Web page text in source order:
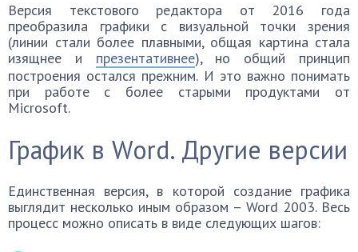
Версия текстового редактора от 2016 года
преобразила графики с визуальной точки зрения
(линии стали более плавными, общая картина стала
изящнее и презентативнее), но общий принцип
построения остался прежним. И это важно понимать
при работе с более старыми продуктами от
Microsoft.
График в Word. Другие версии
Единственная версия, в которой создание графика
выглядит несколько иным образом – Word 2003. Весь
процесс можно описать в виде следующих шагов: